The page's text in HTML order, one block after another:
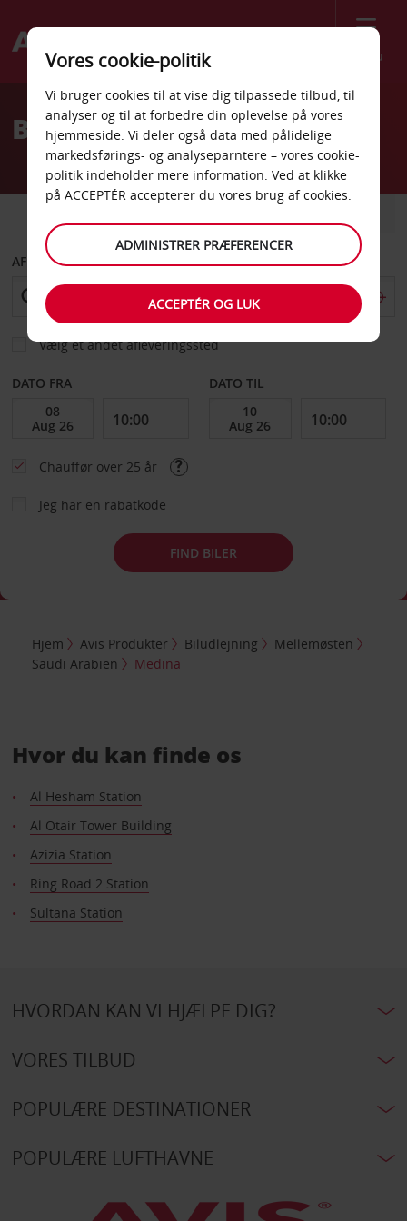
Menu
Welcome
AvisBilleje Medina
AFHENT FRA
Vælg et andet afleveringssted
DATO FRA DATO TIL
Chauffør over 25 år
Jeg har en rabatkode
FIND BILER
Hjem Avis Produkter Biludlejning
Mellemøsten
Saudi Arabien
Medina
Hvor du kan finde os
Al Hesham Station
Al Otair Tower Building
Azizia Station
Ring Road 2 Station
Sultana Station
HVORDAN KAN VI HJÆLPE DIG?
VORES TILBUD
POPULÆRE DESTINATIONER
POPULÆRE LUFTHAVNE
Vores cookie-politik
Vi bruger cookies til at vise dig tilpassede tilbud, til
analyser og til at forbedre din oplevelse på vores
hjemmeside. Vi deler også data med pålidelige
markedsførings- og analyseparntere – vores cookie-
politik indeholder mere information. Ved at klikke
på ACCEPTÉR accepterer du vores brug af cookies.
ADMINISTRER PRÆFERENCER
ACCEPTÉR OG LUK